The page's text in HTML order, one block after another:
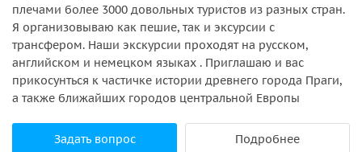
плечами более 3000 довольных туристов из разных стран.
Я организовываю как пешие, так и эксурсии с
трансфером. Наши экскурсии проходят на русском,
английском и немецком языках . Приглашаю и вас
прикосунться к частичке истории древнего города Праги,
а также ближайших городов центральной Европы
Задать вопрос Подробнее